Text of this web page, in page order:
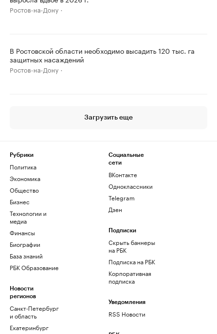
Ростов-на-Дону
В Ростовской области необходимо высадить 120 тыс. га
защитных насаждений
Ростов-на-Дону
Загрузить еще
Рубрики
Политика
Экономика
Общество
Бизнес
Технологии и
медиа
Финансы
Биографии
База знаний
РБК Образование
Новости
регионов
Санкт-Петербург
и область
Екатеринбург
Социальные
сети
ВКонтакте
Одноклассники
Telegram
Дзен
Подписки
Скрыть баннеры
на РБК
Подписка на РБК
Корпоративная
подписка
Уведомления
RSS Новости